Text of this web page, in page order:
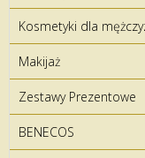
Kosmetyki dla
Makijaż
Zestawy Prezentowe
BENECOS